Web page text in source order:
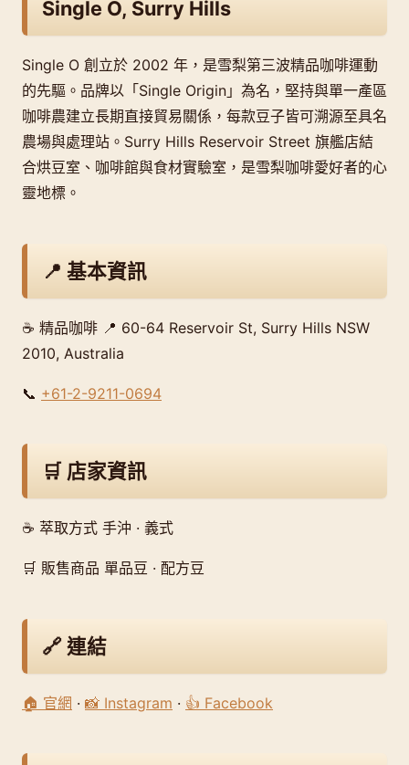
Single O, Surry Hills
Single O 創立於 2002 年，是雪梨第三波精品咖啡運動
的先驅。品牌以「Single Origin」為名，堅持與單一產區
咖啡農建立長期直接貿易關係，每款豆子皆可溯源至具名
農場與處理站。Surry Hills Reservoir Street 旗艦店結
合烘豆室、咖啡館與食材實驗室，是雪梨咖啡愛好者的心
靈地標。
📍 基本資訊
☕ 精品咖啡 📍 60-64 Reservoir St, Surry Hills NSW
2010, Australia
📞 +61-2-9211-0694
🛒 店家資訊
☕ 萃取方式 手沖 · 義式
🛒 販售商品 單品豆 · 配方豆
🔗 連結
🏠 官網 · 📸 Instagram · 👍 Facebook